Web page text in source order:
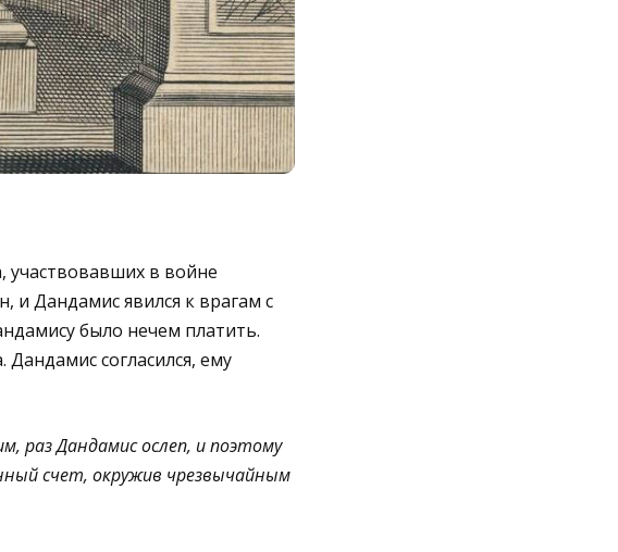
участвовавших в войне
и Дандамис явился к врагам с
было нечем платить.
согласился, ему
раз Дандамис ослеп, и поэтому
счет, окружив чрезвычайным